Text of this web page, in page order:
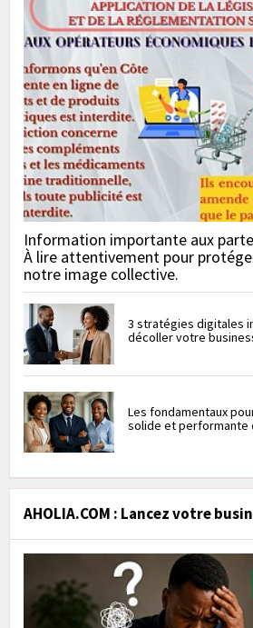
Information importante aux
À lire attentivement pour
notre image collective.
3 stratégies digitales
décoller votre
Les fondamentaux
solide et performante
AHOLIA.COM : Lancez votre